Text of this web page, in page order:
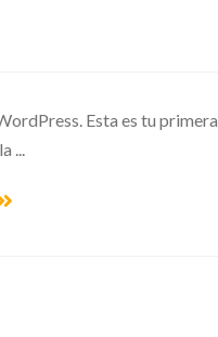
Esta es tu primera